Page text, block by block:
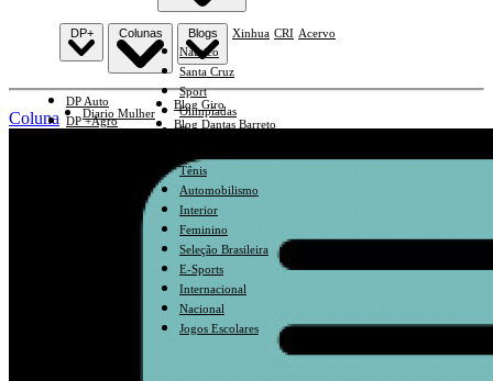
Náutico
Santa Cruz
Sport
Olimpíadas
Basquete
Tênis
Automobilismo
Interior
Feminino
Seleção Brasileira
E-Sports
Internacional
Nacional
Jogos Escolares
DP+
DP Auto
DP +Agro
Colunas
Diario Mulher
Economia e Negócios Em Foco
Blogs
Blog Giro
Blog Dantas Barreto
Xinhua CRI Acervo
Coluna